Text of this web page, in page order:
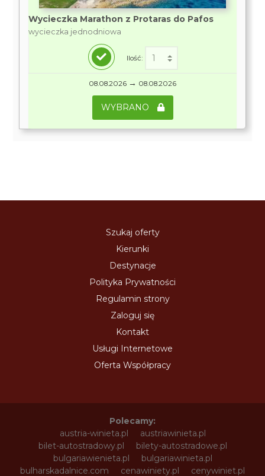
Wycieczka Marathon z Protaras do Pafos
wycieczka jednodniowa
Ilość:
08.08.2026 → 08.08.2026
WYBRANO
Szukaj oferty
Kierunki
Destynacje
Polityka Prywatności
Regulamin strony
Zaloguj się
Kontakt
Usługi Internetowe
Oferta Współpracy
Polecamy:
austria-winieta.pl
austriawinieta.pl
bilet-autostradowy.pl
bilety-autostradowe.pl
bulgariawienieta.pl
bulgariawinieta.pl
bulharskadalnice.com
cenawiniety.pl
cenywiniet.pl